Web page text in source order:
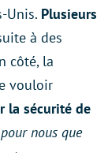
Unis. Plusieurs
à des
côté, la
vouloir
la sécurité de
nous que